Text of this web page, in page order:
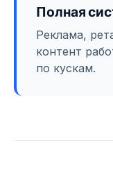
Полная
Реклама,
контент
по кускам.